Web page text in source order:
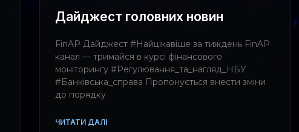
Дайджест головних новин
FinAP Дайджест #Найцікавіше за тиждень FinAP
канал — тримайся в курсі фінансового
моніторингу #Регулювання_та_нагляд_НБУ
#Банківська_справа Пропонується внести зміни
до порядку
ЧИТАТИ ДАЛІ